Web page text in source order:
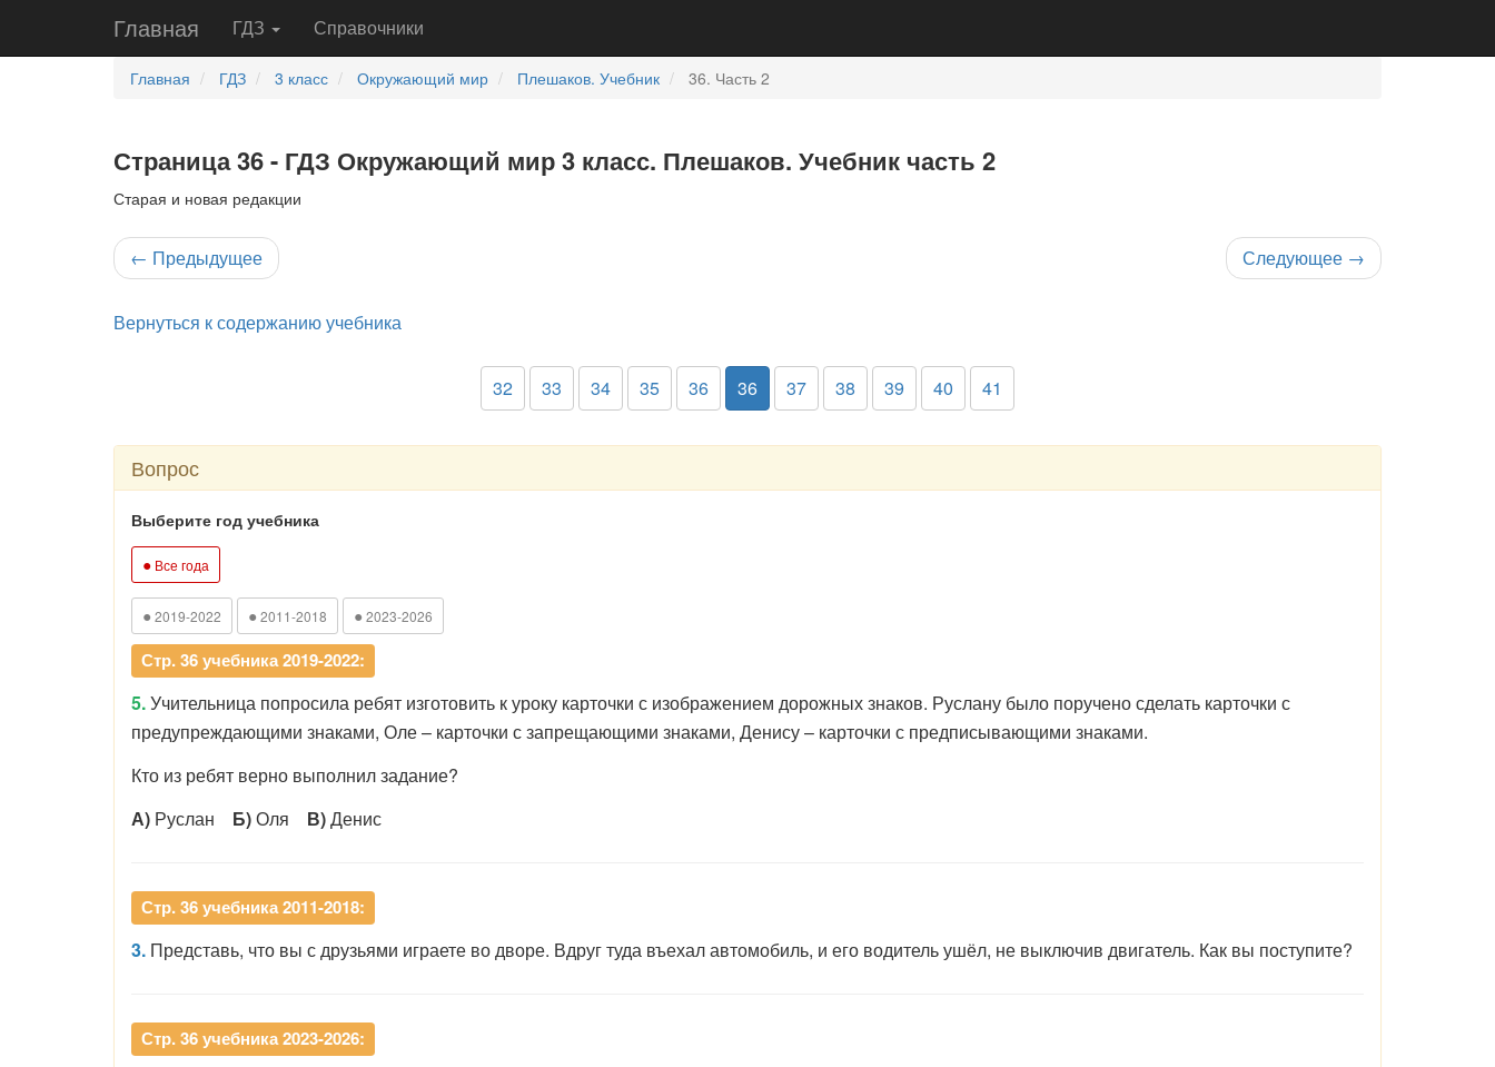
Главная ГДЗ Справочники
Главная ГДЗ 3 класс Окружающий мир Плешаков. Учебник 36. Часть 2
Страница 36 - ГДЗ Окружающий мир 3 класс. Плешаков. Учебник часть 2
Старая и новая редакции
← Предыдущее Следующее →
Вернуться к содержанию учебника
32 33 34 35 36 36 37 38 39 40 41
Вопрос
Выберите год учебника
● Все года
● 2019-2022 ● 2011-2018 ● 2023-2026
Стр. 36 учебника 2019-2022:
5.Учительница попросила ребят изготовить к уроку карточки с изображением дорожных знаков. Руслану было поручено сделать карточки с
предупреждающими знаками, Оле – карточки с запрещающими знаками, Денису – карточки с предписывающими знаками.
Кто из ребят верно выполнил задание?
А) Руслан Б)Оля В)Денис
Стр. 36 учебника 2011-2018:
3. Представь, что вы с друзьями играете во дворе. Вдруг туда въехал автомобиль, и его водитель ушёл, не выключив двигатель. Как вы поступите?
Стр. 36 учебника 2023-2026: